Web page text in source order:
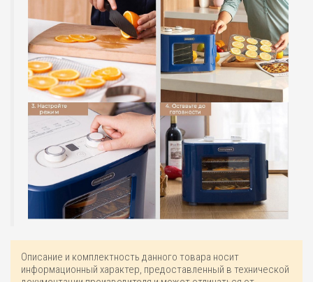
Описание и комплектность данного товара носит
информационный характер, предоставленный в технической